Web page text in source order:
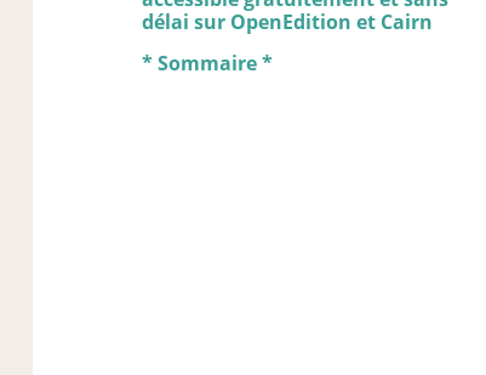
délai sur OpenEdition et Cairn
* Sommaire *